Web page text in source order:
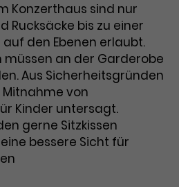
Konzerthaus sind nur
Rucksäcke bis zu einer
auf den Ebenen erlaubt.
müssen an der Garderobe
Aus Sicherheitsgründen
von
Kinder untersagt.
gerne Sitzkissen
bessere Sicht für